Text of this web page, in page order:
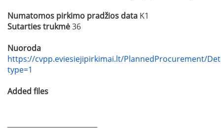
Numatomos pirkimo pradžios data K1
Sutarties trukmė36
Nuoroda
https://cvpp.eviesiejipirkimai.lt/PlannedProcurement/
type=1
Added files